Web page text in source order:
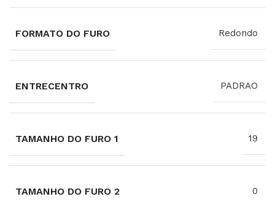
FORMATO DO FURO Redondo
ENTRECENTRO PADRAO
TAMANHO DO FURO 1 19
TAMANHO DO FURO 2 0